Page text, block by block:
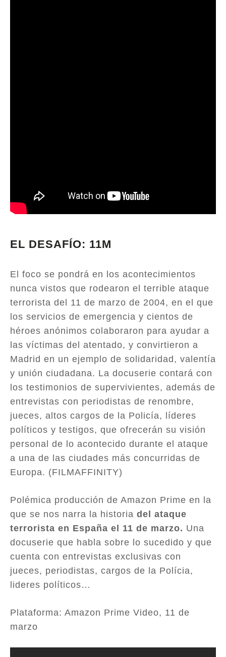
EL DESAFÍO: 11M
El foco se pondrá en los acontecimientos
nunca vistos que rodearon el terrible ataque
terrorista del 11 de marzo de 2004, en el que
los servicios de emergencia y cientos de
héroes anónimos colaboraron para ayudar a
las víctimas del atentado, y convirtieron a
Madrid en un ejemplo de solidaridad, valentía
y unión ciudadana. La docuserie contará con
los testimonios de supervivientes, además de
entrevistas con periodistas de renombre,
jueces, altos cargos de la Policía, líderes
políticos y testigos, que ofrecerán su visión
personal de lo acontecido durante el ataque
a una de las ciudades más concurridas de
Europa. (FILMAFFINITY)
Polémica producción de Amazon Prime en la
que se nos narra la historia del ataque
terrorista en España el 11 de marzo. Una
docuserie que habla sobre lo sucedido y que
cuenta con entrevistas exclusivas con
jueces, periodistas, cargos de la Polícia,
lideres políticos…
Plataforma: Amazon Prime Video, 11 de
marzo